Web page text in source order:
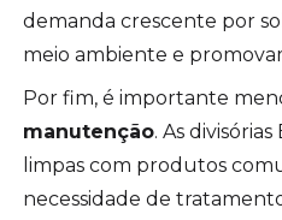
demanda crescente por
meio ambiente e
Por fim, é importante
manutenção. As
limpas com produtos
necessidade de